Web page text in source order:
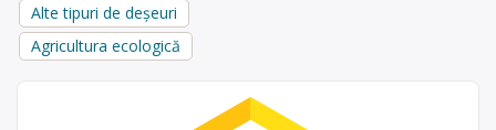
Alte tipuri de deșeuri
Agricultura ecologică